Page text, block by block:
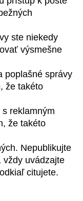
ste niekedy
výsmešne
poplašné správy
že takéto
reklamným
že takéto
Nepublikujte
vždy uvádzajte
citujete.